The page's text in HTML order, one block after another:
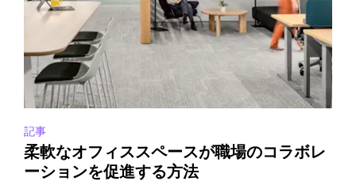
記事
柔軟なオフィススペースが職場のコラボレ
ーションを促進する方法